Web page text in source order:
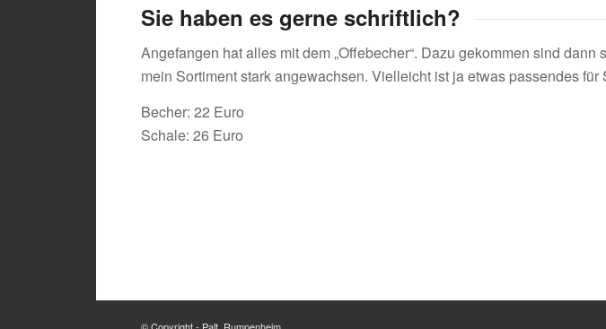
Sie haben es gerne schriftlich?
Angefangen hat alles mit dem „Offebecher“. Dazu gekommen sind
mein Sortiment stark angewachsen. Vielleicht ist ja etwas passendes für
Becher: 22 Euro
Schale: 26 Euro